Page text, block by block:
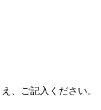
え、ご記入ください。